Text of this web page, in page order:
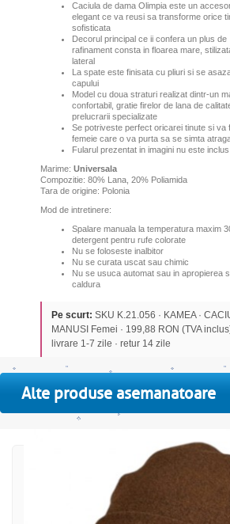
Caciula de dama Olimpia este un
elegant ce va reusi sa transforme orice
sofisticata
Decorul principal ce ii confera un plus de
rafinament consta in floarea mare,
lateral
La spate este finisata cu pliuri si se
capului
Model cu doua straturi realizat dintr-un
confortabil, gratie firelor de lana de
prelucrarii specializate
Se potriveste perfect oricarei tinute si va
femeie care o va purta sa se simta
Fularul prezentat in imagini nu este
Marime: Universala
Compozitie: 80% Lana, 20% Poliamida
Tara de origine: Polonia
Mod de intretinere:
Spalare manuala la temperatura maxim
detergent pentru rufe colorate
Nu se foloseste inalbitor
Nu se curata uscat sau chimic
Nu se usuca automat sau in apropierea
caldura
Pe scurt: SKU K.21.056 · KAMEA ·
MANUSI Femei · 199,88 RON (TVA
livrare 1-7 zile · retur 14 zile
Alte produse asemanatoare